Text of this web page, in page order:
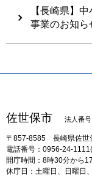
【長崎県】
事業のお知ら
佐世保市 法人番
〒857-8585 長崎県佐世
電話番号：0956-24-
開庁時間：8時30分から
休庁日：土曜日、日曜日